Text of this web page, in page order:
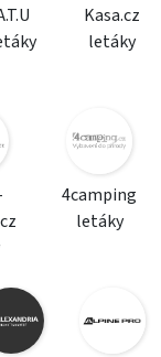
Kasa.cz
letáky
4camping
letáky